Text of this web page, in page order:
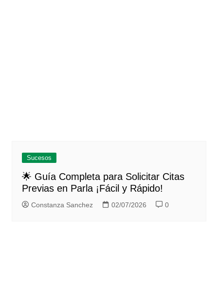
Sucesos
🌟 Guía Completa para Solicitar Citas
Previas en Parla ¡Fácil y Rápido!
Constanza Sanchez 02/07/2026 0